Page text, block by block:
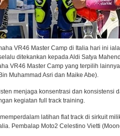
VR46 Master Camp di Italia hari ini
ditekankan kepada Aldi Satya
VR46 Master Camp yang terpilih
Muhammad Asri dan Maike Abe).
menjaga konsentrasi dan konsistensi
kegiatan full track training.
latihan flat track di sirkuit
Pembalap Moto2 Celestino Vietti